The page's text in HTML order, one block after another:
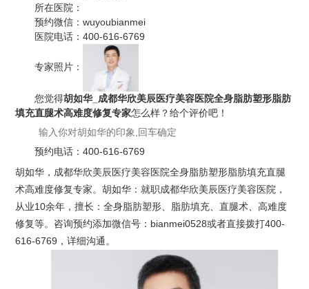
所在医院：
预约微信：wuyoubianmei
医院电话：400-616-6769
专家照片：
您觉得胡如华_成都华欣美辰医疗美容医院全身脂肪塑形脂肪
填充直腿术高难度修复专家怎么样？给个评价吧！
预约电话：400-616-6769
胡如华，成都华欣美辰医疗美容医院全身脂肪塑形脂肪填充直腿
术高难度修复专家。胡如华：就职成都华欣美辰医疗美容医院，
从业10余年，擅长：全身脂肪塑形、脂肪填充、直腿术、高难度
修复等。咨询预约添加微信号：bianmei0528或者直接拨打400-
616-6769，详细沟通。